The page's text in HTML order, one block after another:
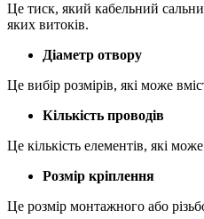
Це тиск, який кабельний
яких витоків.
Діаметр отвору
Це вибір розмірів, які може
Кількість проводів
Це кількість елементів, які
Розмір кріплення
Це розмір монтажного або